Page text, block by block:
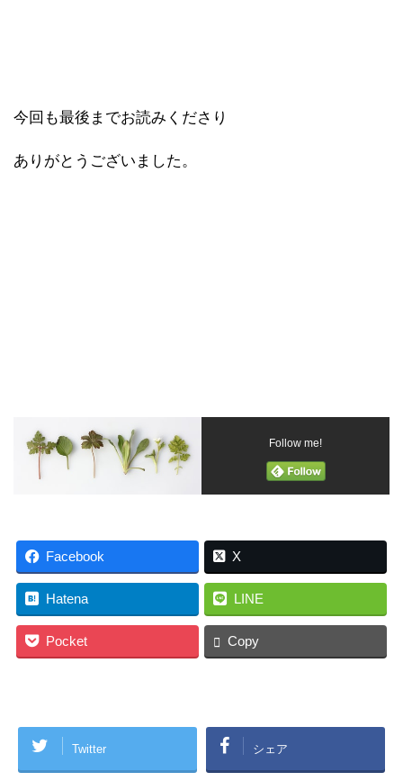
今回も最後までお読みくださり
ありがとうございました。
Follow me!
Facebook X
Hatena LINE
Pocket Copy
Twitter シェア